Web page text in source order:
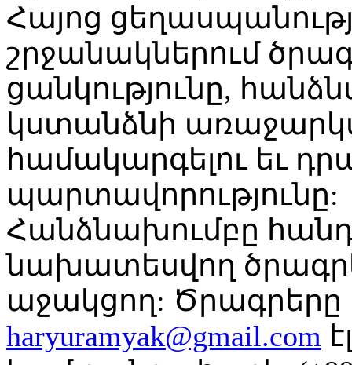
Հայոց
շրջանակներում
ցանկությունը,
կստանձնի
համակարգելու եւ
պարտավորությունը:
Հանձնախումբը
նախատեսվող
աջակցող: Ծրագրերը
haryuramyak@gmail.com